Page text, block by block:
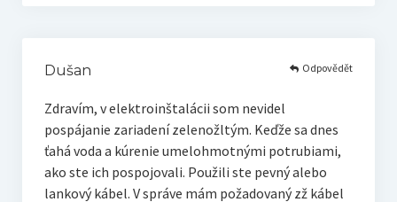
Dušan
Zdravím, v elektroinštalácii som nevidel
pospájanie zariadení zelenožltým. Keďže sa dnes
ťahá voda a kúrenie umelohmotnými potrubiami,
ako ste ich pospojovali. Použili ste pevný alebo
lankový kábel. V správe mám požadovaný zž kábel
Odpovědět